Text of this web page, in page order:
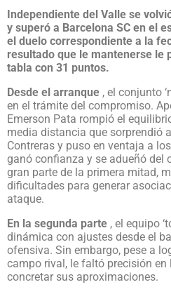
Independiente del Valle se
y superó a Barcelona SC en el
el duelo correspondiente a la
resultado que le mantenerse le
tabla con 31 puntos.
Desde el arranque , el conjunto
en el trámite del compromiso.
Emerson Pata rompió el
media distancia que sorprendió
Contreras y puso en ventaja a los
ganó confianza y se adueñó del
gran parte de la primera mitad,
dificultades para generar
ataque.
En la segunda parte , el equipo
dinámica con ajustes desde el
ofensiva. Sin embargo, pese a
campo rival, le faltó precisión
concretar sus aproximaciones.